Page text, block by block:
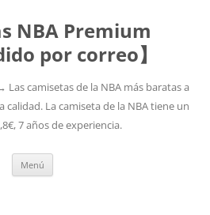
NBA Premium
por correo】
camisetas de la NBA más baratas a
calidad. La camiseta de la NBA tiene un
7 años de experiencia.
Menú